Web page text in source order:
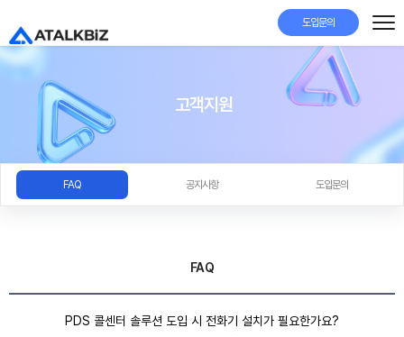
도입문의
고객지원
FAQ 공지사항 도입문의
FAQ
PDS 콜센터 솔루션 도입 시 전화기 설치가 필요한가요?